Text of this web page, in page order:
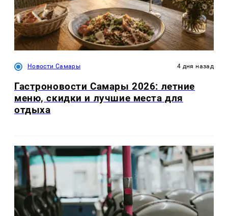
Новости Самары 4 дня назад
Гастроновости Самары 2026: летние
меню, скидки и лучшие места для
отдыха